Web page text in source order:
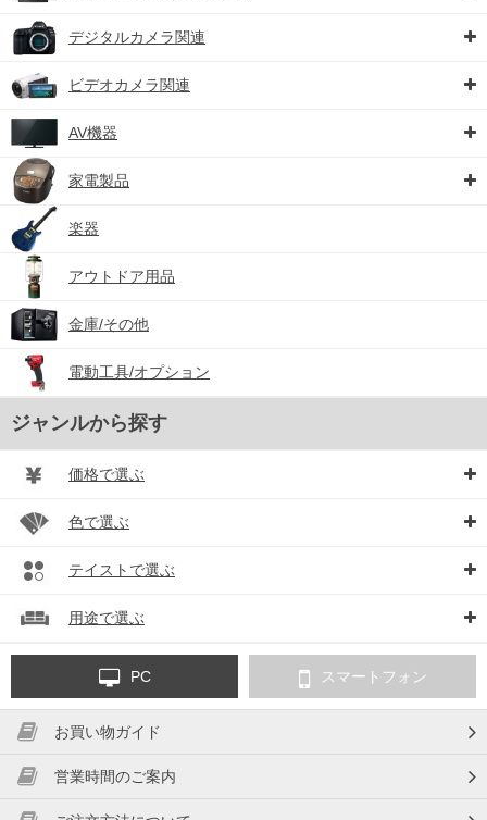
デジタルカメラ関連
ビデオカメラ関連
AV機器
家電製品
楽器
アウトドア用品
金庫/その他
電動工具/オプション
ジャンルから探す
価格で選ぶ
色で選ぶ
テイストで選ぶ
用途で選ぶ
PC スマートフォン
お買い物ガイド
営業時間のご案内